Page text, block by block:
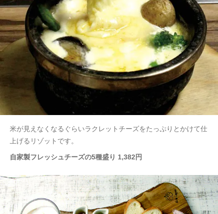
米が見えなくなるぐらいラクレットチーズをたっぷりとかけて仕
上げるリゾットです。
自家製フレッシュチーズの5種盛り 1,382円